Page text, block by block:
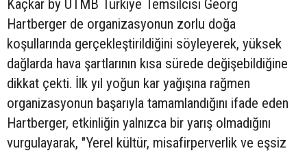
Kaçkar by UTMB Türkiye Temsilcisi Georg
Hartberger de organizasyonun zorlu doğa
koşullarında gerçekleştirildiğini söyleyerek, yüksek
dağlarda hava şartlarının kısa sürede değişebildiğine
dikkat çekti. İlk yıl yoğun kar yağışına rağmen
organizasyonun başarıyla tamamlandığını ifade eden
Hartberger, etkinliğin yalnızca bir yarış olmadığını
vurgulayarak, "Yerel kültür, misafirperverlik ve eşsiz